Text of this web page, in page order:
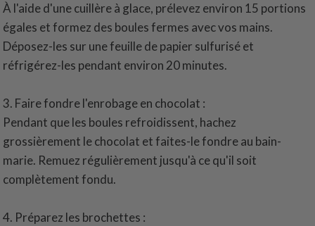
À l'aide d'une cuillère à glace, prélevez environ 15 portions
égales et formez des boules fermes avec vos mains.
Déposez-les sur une feuille de papier sulfurisé et
réfrigérez-les pendant environ 20 minutes.
3. Faire fondre l'enrobage en chocolat :
Pendant que les boules refroidissent, hachez
grossièrement le chocolat et faites-le fondre au bain-
marie. Remuez régulièrement jusqu'à ce qu'il soit
complètement fondu.
4. Préparez les brochettes :